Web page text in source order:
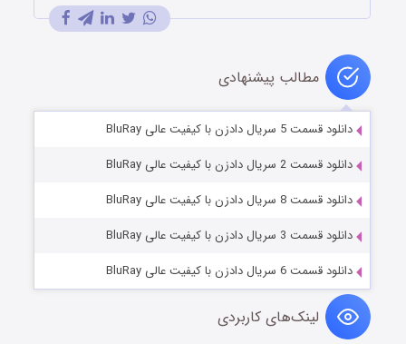
مطالب پیشنهادی
دانلود قسمت 5 سریال دادزن با کیفیت عالی BluRay
دانلود قسمت 2 سریال دادزن با کیفیت عالی BluRay
دانلود قسمت 8 سریال دادزن با کیفیت عالی BluRay
دانلود قسمت 3 سریال دادزن با کیفیت عالی BluRay
دانلود قسمت 6 سریال دادزن با کیفیت عالی BluRay
لینک‌های کاربردی